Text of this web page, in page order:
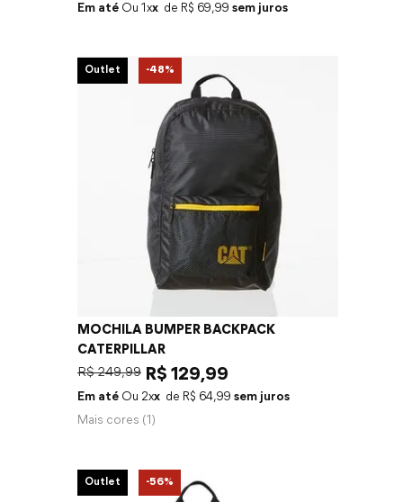
Em até 1 x R$ 69,99 sem juros
Outlet -48%
MOCHILA BUMPER BACKPACK
CATERPILLAR
R$ 249,99 R$ 129,99
Em até 2 x R$ 64,99 sem juros
Mais cores (1 )
Outlet -56%